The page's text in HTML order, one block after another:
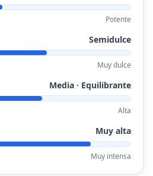
Potente
Semidulce
Muy dulce
Media · Equilibrante
Alta
Muy alta
Muy intensa